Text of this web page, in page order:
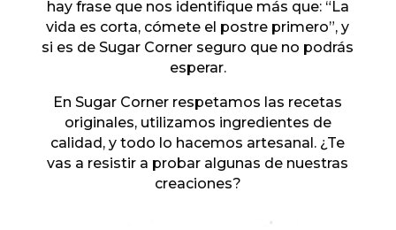
hay frase que nos identifique más que: “La
vida es corta, cómete el postre primero”, y
si es de Sugar Corner seguro que no podrás
esperar.
En Sugar Corner respetamos las recetas
originales, utilizamos ingredientes de
calidad, y todo lo hacemos artesanal. ¿Te
vas a resistir a probar algunas de nuestras
creaciones?